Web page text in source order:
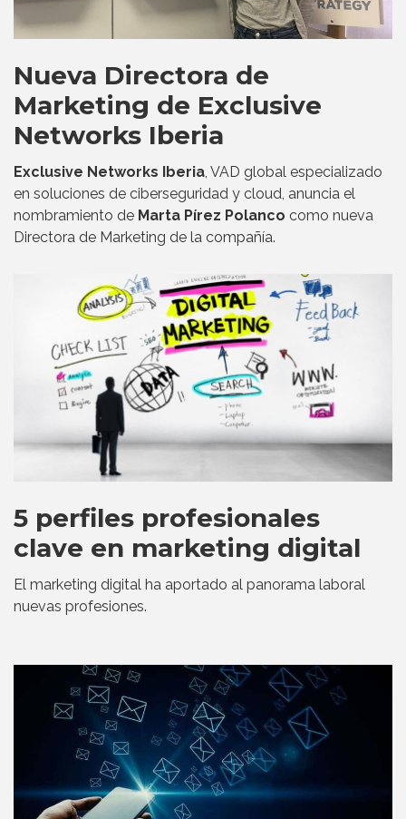
Nueva Directora de
Marketing de Exclusive
Networks Iberia
Exclusive Networks Iberia, VAD global especializado
en soluciones de ciberseguridad y cloud, anuncia el
nombramiento de Marta Pírez Polanco como nueva
Directora de Marketing de la compañía.
5 perfiles profesionales
clave en marketing digital
El marketing digital ha aportado al panorama laboral
nuevas profesiones.